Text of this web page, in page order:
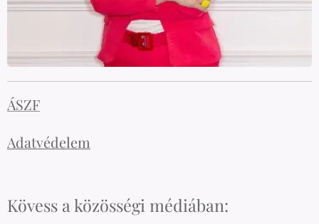
ÁSZF
Adatvédelem
Kövess a közösségi médiában: